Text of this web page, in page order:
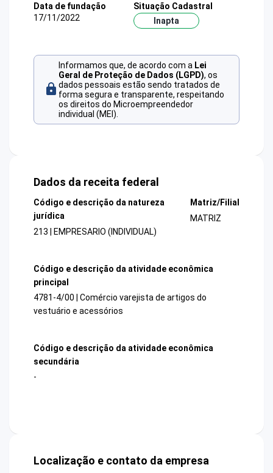
Data de fundação
17/11/2022
Situação Cadastral
Inapta
Informamos que, de acordo com a Lei
Geral de Proteção de Dados (LGPD), os
dados pessoais estão sendo tratados de
forma segura e transparente, respeitando
os direitos do Microempreendedor
individual (MEI).
Dados da receita federal
Código e descrição da natureza
jurídica
213 | EMPRESARIO (INDIVIDUAL)
Matriz/Filial
MATRIZ
Código e descrição da atividade econômica
principal
4781-4/00 | Comércio varejista de artigos do
vestuário e acessórios
Código e descrição da atividade econômica
secundária
-
Localização e contato da empresa